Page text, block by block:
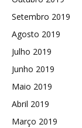
Setembro 2019
Agosto 2019
Julho 2019
Junho 2019
Maio 2019
Abril 2019
Março 2019